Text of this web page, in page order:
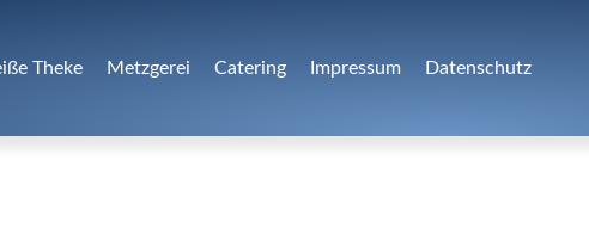
Theke Metzgerei Catering Impressum Datenschutz